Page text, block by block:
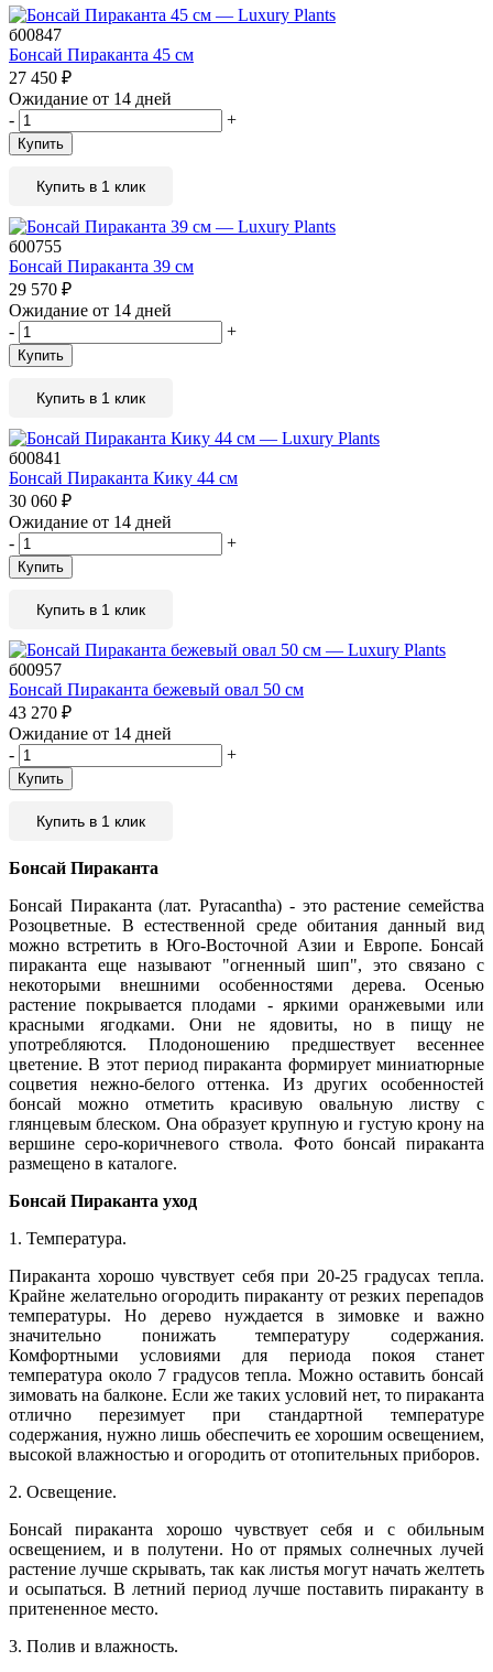
б00847
Бонсай Пираканта 45 см
27 450 ₽
Ожидание от 14 дней
-
+
Купить
Купить в 1 клик
б00755
Бонсай Пираканта 39 см
29 570 ₽
Ожидание от 14 дней
-
+
Купить
Купить в 1 клик
б00841
Бонсай Пираканта Кику 44 см
30 060 ₽
Ожидание от 14 дней
-
+
Купить
Купить в 1 клик
б00957
Бонсай Пираканта бежевый овал 50 см
43 270 ₽
Ожидание от 14 дней
-
+
Купить
Купить в 1 клик
Бонсай Пираканта
Бонсай Пираканта (лат. Pyracantha) - это растение семейства
Розоцветные. В естественной среде обитания данный вид
можно встретить в Юго-Восточной Азии и Европе. Бонсай
пираканта еще называют "огненный шип", это связано с
некоторыми внешними особенностями дерева. Осенью
растение покрывается плодами - яркими оранжевыми или
красными ягодками. Они не ядовиты, но в пищу не
употребляются. Плодоношению предшествует весеннее
цветение. В этот период пираканта формирует миниатюрные
соцветия нежно-белого оттенка. Из других особенностей
бонсай можно отметить красивую овальную листву с
глянцевым блеском. Она образует крупную и густую крону на
вершине серо-коричневого ствола. Фото бонсай пираканта
размещено в каталоге.
Бонсай Пираканта уход
1. Температура.
Пираканта хорошо чувствует себя при 20-25 градусах тепла.
Крайне желательно огородить пираканту от резких перепадов
температуры. Но дерево нуждается в зимовке и важно
значительно понижать температуру содержания.
Комфортными условиями для периода покоя станет
температура около 7 градусов тепла. Можно оставить бонсай
зимовать на балконе. Если же таких условий нет, то пираканта
отлично перезимует при стандартной температуре
содержания, нужно лишь обеспечить ее хорошим освещением,
высокой влажностью и огородить от отопительных приборов.
2. Освещение.
Бонсай пираканта хорошо чувствует себя и с обильным
освещением, и в полутени. Но от прямых солнечных лучей
растение лучше скрывать, так как листья могут начать желтеть
и осыпаться. В летний период лучше поставить пираканту в
притененное место.
3. Полив и влажность.